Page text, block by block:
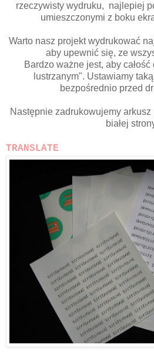
rzeczywisty wydruku, najlepiej
umieszczonymi z boku
Warto nasz projekt wydrukować
aby upewnić się, ze
Bardzo ważne jest, aby
lustrzanym". Ustawiamy
bezpośrednio przed
Następnie zadrukowujemy
białej
TRANSLATE